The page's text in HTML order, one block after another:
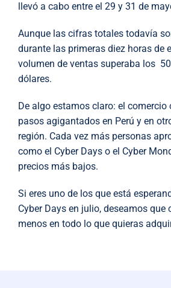
llevó a cabo entre el 29 y 31 de
Aunque las cifras totales todavía
durante las primeras diez horas de
volumen de ventas superaba los
dólares.
De algo estamos claro: el
pasos agigantados en Perú y en
región. Cada vez más personas
como el Cyber Days o el Cyber
precios más bajos.
Si eres uno de los que está
Cyber Days en julio, deseamos que
menos en todo lo que quieras